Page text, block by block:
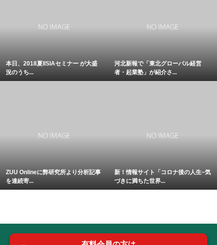
本日、2018夏IISIAセミナー が大盛
況のうち...
河北新報で「東北グローバル経営
者・起業塾」が紹介さ...
ZUU Onlineに弊研究所より分析記事
を連続寄...
新！情報サイト「コロナ後の人生~気
づきに満ちた世界...